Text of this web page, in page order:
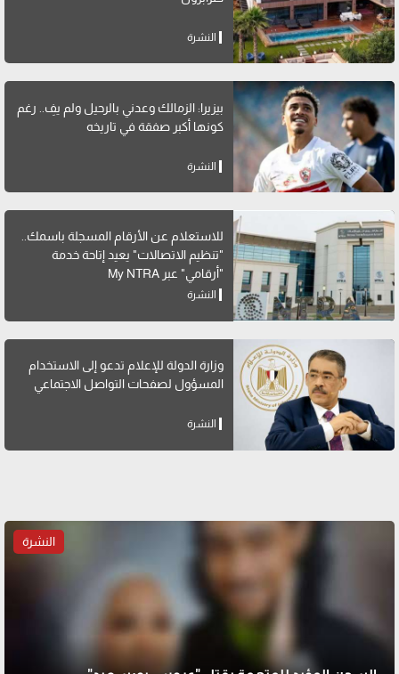
النشرة
بيزيرا: الزمالك وعدني بالرحيل ولم يفِ.. رغم
كونها أكبر صفقة في تاريخه
النشرة
للاستعلام عن الأرقام المسجلة باسمك..
"تنظيم الاتصالات" يعيد إتاحة خدمة
"أرقامي" عبر My NTRA
النشرة
وزارة الدولة للإعلام تدعو إلى الاستخدام
المسؤول لصفحات التواصل الاجتماعي
النشرة
النشرة